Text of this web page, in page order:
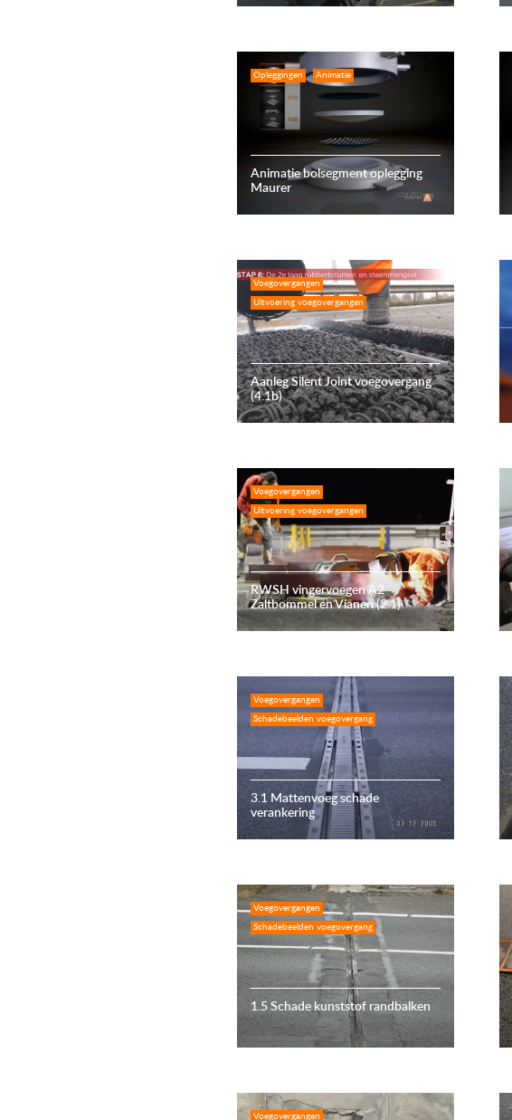
Opleggingen Animatie
Animatie bolsegment oplegging
Maurer
Voegovergangen
Uitvoering voegovergangen
Aanleg Silent Joint voegovergang
(4.1b)
Voegovergangen
Uitvoering voegovergangen
RWSH vingervoegen A2
Zaltbommel en Vianen (2.1)
Voegovergangen
Schadebeelden voegovergang
3.1 Mattenvoeg schade
verankering
Voegovergangen
Schadebeelden voegovergang
1.5 Schade kunststof randbalken
Voegovergangen